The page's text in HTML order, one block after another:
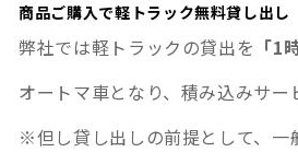
商品ご購入で軽トラック無料貸し出し
弊社では軽トラックの貸出を 「1
オートマ車となり、積み込みサー
※但し貸し出しの前提として、一